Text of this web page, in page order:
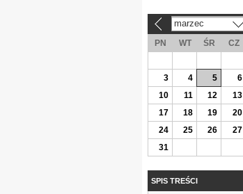
marzec
PN WT ŚR CZ
3
4 5 6
10
11 12 13
17
18 19 20
24
25 26 27
31
SPIS TREŚCI